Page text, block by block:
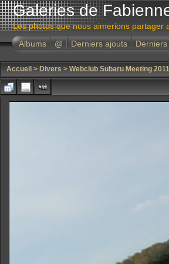
Galeries de
Les photos que nous aimerions partager
Albums
@ Derniers ajouts
Accueil > Divers > Webclub Subaru Meeting